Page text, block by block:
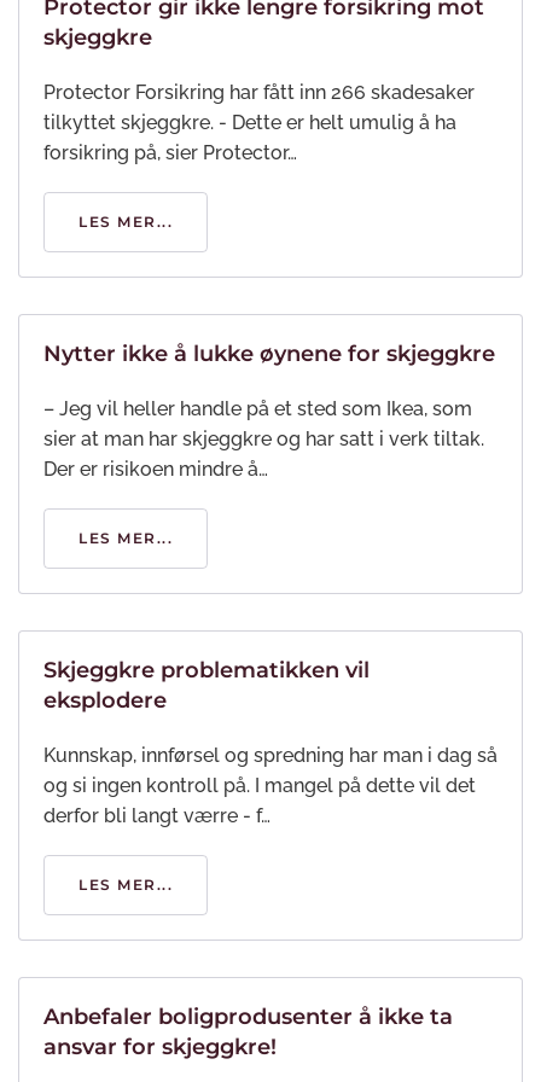
Protector gir ikke lengre forsikring mot
skjeggkre
Protector Forsikring har fått inn 266 skadesaker
tilkyttet skjeggkre. - Dette er helt umulig å ha
forsikring på, sier Protector…
LES MER...
Nytter ikke å lukke øynene for skjeggkre
– Jeg vil heller handle på et sted som Ikea, som
sier at man har skjeggkre og har satt i verk tiltak.
Der er risikoen mindre å…
LES MER...
Skjeggkre problematikken vil
eksplodere
Kunnskap, innførsel og spredning har man i dag så
og si ingen kontroll på. I mangel på dette vil det
derfor bli langt værre - f…
LES MER...
Anbefaler boligprodusenter å ikke ta
ansvar for skjeggkre!